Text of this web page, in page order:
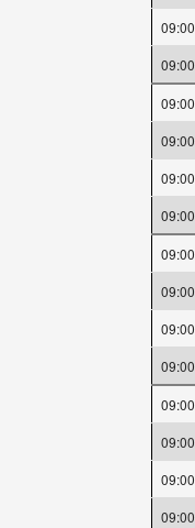
09:00
09:00
09:00
09:00
09:00
09:00
09:00
09:00
09:00
09:00
09:00
09:00
09:00
09:00